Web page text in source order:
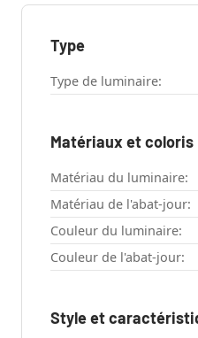
Type
Type de luminaire:
Matériaux et coloris
Matériau du luminaire:
Matériau de l'abat-jour:
Couleur du luminaire:
Couleur de l'abat-jour:
Style et